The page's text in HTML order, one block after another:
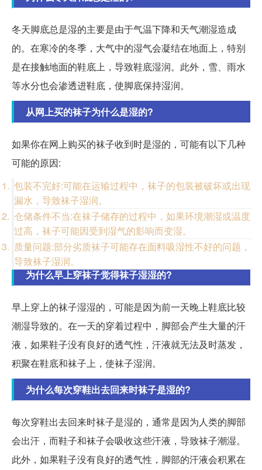
冬天脚底总是湿的主要是由于气温下降和天气潮湿造成
的。在寒冷的冬季，大气中的湿气会凝结在地面上，特别
是在接触地面的鞋底上，导致鞋底湿润。此外，雪、雨水
等水分也会渗透进鞋底，使脚底保持湿润。
从网上买的袜子为什么是湿的?
如果你在网上购买的袜子收到时是湿的，可能有以下几种
可能的原因:
包装不完好:可能在运输过程中，袜子的包装被破坏或出现
漏水，导致袜子湿润。
仓储条件不当:在袜子储存的过程中，如果环境潮湿或温度
过高，袜子可能因受到湿气的影响而变湿。
质量问题:部分劣质袜子可能存在面料吸湿性不好的问题，
导致袜子湿润。
为什么早上穿袜子觉得袜子湿湿的?
早上穿上的袜子湿湿的，可能是因为前一天晚上鞋底比较
潮湿导致的。在一天的穿着过程中，脚部会产生大量的汗
液，如果鞋子没有良好的透气性，汗液就无法及时蒸发，
积聚在鞋底和袜子上，使袜子湿润。
为什么每次穿鞋出去回来时袜子是湿的?
每次穿鞋出去回来时袜子是湿的，通常是因为人类的脚部
会出汗，而鞋子和袜子会吸收这些汗液，导致袜子潮湿。
此外，如果鞋子没有良好的透气性，脚部的汗液会积累在